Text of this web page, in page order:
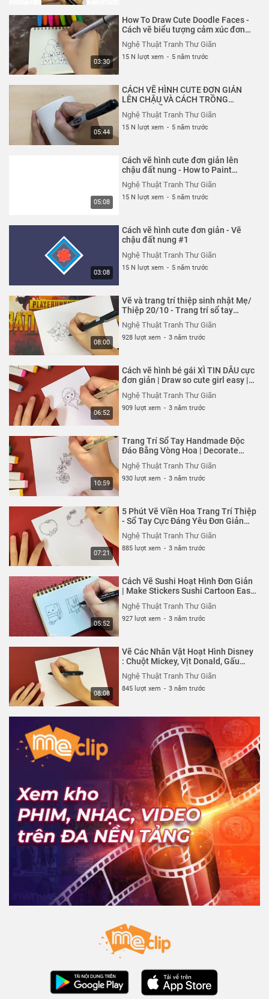
03:30
How To Draw Cute Doodle Faces -
Cách vẽ biểu tượng cảm xúc đơn
giản
Nghệ Thuật Tranh Thư Giãn
15 N lượt xem - 5 năm trước
05:44
CÁCH VẼ HÌNH CUTE ĐƠN GIẢN
LÊN CHẬU VÀ CÁCH TRỒNG
XƯƠNG RỒNG THANH SƠN CỰC
ĐẸP
Nghệ Thuật Tranh Thư Giãn
15 N lượt xem - 5 năm trước
05:08
Cách vẽ hình cute đơn giản lên
chậu đất nung - How to Paint
Terracotta Planters
Nghệ Thuật Tranh Thư Giãn
15 N lượt xem - 5 năm trước
03:08
Cách vẽ hình cute đơn giản - Vẽ
chậu đất nung #1
Nghệ Thuật Tranh Thư Giãn
15 N lượt xem - 5 năm trước
08:00
Vẽ và trang trí thiệp sinh nhật Mẹ/
Thiệp 20/10 - Trang trí sổ tay
Handmade tại nhà
Nghệ Thuật Tranh Thư Giãn
928 lượt xem - 3 năm trước
06:52
Cách vẽ hình bé gái XÌ TIN DÂU cực
đơn giản | Draw so cute girl easy |
30s Handmade
Nghệ Thuật Tranh Thư Giãn
909 lượt xem - 3 năm trước
10:59
Trang Trí Sổ Tay Handmade Độc
Đáo Bằng Vòng Hoa | Decorate
Nghệ Thuật Tranh Thư Giãn
930 lượt xem - 3 năm trước
07:21
5 Phút Vẽ Viền Hoa Trang Trí Thiệp
- Sổ Tay Cực Đáng Yêu Đơn Giản
Tại Nhà
Nghệ Thuật Tranh Thư Giãn
885 lượt xem - 3 năm trước
05:52
Cách Vẽ Sushi Hoạt Hình Đơn Giản
| Make Stickers Sushi Cartoon Easy
Nghệ Thuật Tranh Thư Giãn
927 lượt xem - 3 năm trước
08:08
Vẽ Các Nhân Vật Hoạt Hình Disney
: Chuột Mickey, Vịt Donald, Gấu
Pooh | 30s Handmade
Nghệ Thuật Tranh Thư Giãn
845 lượt xem - 3 năm trước